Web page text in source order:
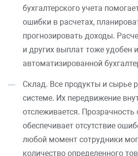
бухгалтерского учета
ошибки в расчетах,
прогнозировать доходы.
и других выплат тоже удобен
автоматизированной
Склад. Все продукты и сырье
системе. Их передвижение
отслеживается. Прозрачность
обеспечивает отсутствие
любой момент сотрудники
количество определенного